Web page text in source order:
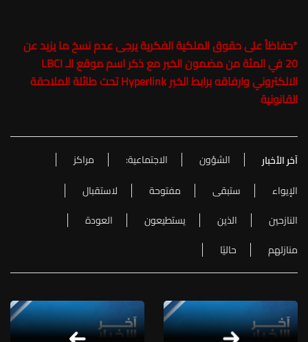
*حفاظاً على حقوق الملكية الفكرية يرجى عدم نسخ ما يزيد عن
20 في المئة من مضمون الخبر مع ذكر اسم موقع الـ LBCI
الالكتروني وارفاقه برابط الخبر Hyperlink تحت طائلة الملاحقة
القانونية
آخر الأخبار الشؤون الاجتماعية:
مراكز
الإيواء
ستبقى مفتوحة
لاستقبال
النازحين
الذين يستطيعون
العودة
منازلهم
حاليًا